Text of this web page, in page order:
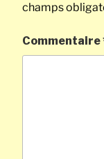
champs
Commentaire